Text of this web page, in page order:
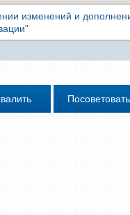
изменений и